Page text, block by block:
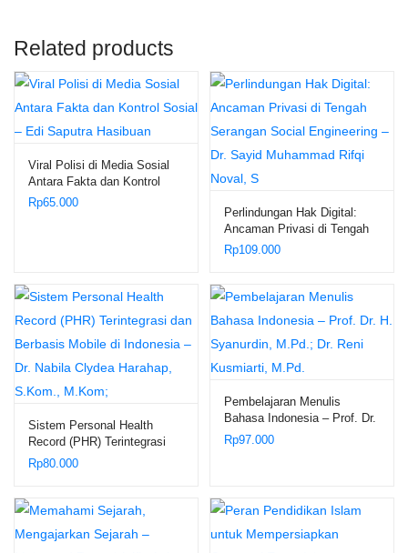
Related products
Viral Polisi di Media Sosial
Antara Fakta dan Kontrol
Sosial – Edi Saputra
Rp65.000
Perlindungan Hak Digital:
Ancaman Privasi di Tengah
Serangan Social Engineering
Rp109.000
Sistem Personal Health
Record (PHR) Terintegrasi
dan Berbasis Mobile di
Indonesia – Dr. Nabila Clydea
Rp80.000
Pembelajaran Menulis
Bahasa Indonesia – Prof. Dr.
H. Syanurdin, M.Pd.; Dr.
Reni Kusmiarti, M.Pd.
Rp97.000